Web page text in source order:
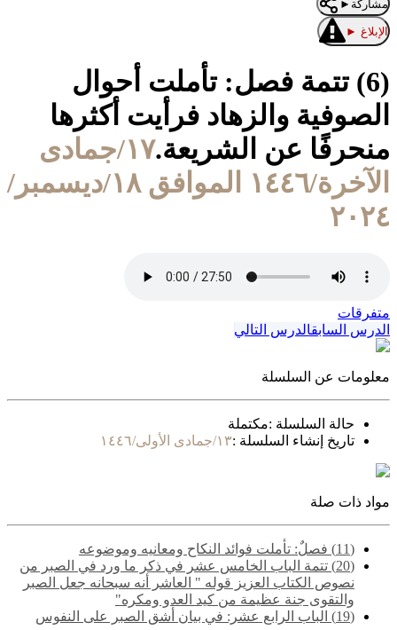
مشاركة ►
الإبلاغ ►
(6) تتمة فصل: تأملت أحوال
الصوفية والزهاد فرأيت أكثرها
منحرفًا عن الشريعة.
١٧/جمادى
الآخرة/١٤٤٦ الموافق ١٨/ديسمبر/
٢٠٢٤
متفرقات
الدرس السابقالدرس التالي
معلومات عن السلسلة
حالة السلسلة :مكتملة
تاريخ إنشاء السلسلة :١٣/جمادى الأولى/١٤٤٦
مواد ذات صلة
(11) فصلٌ: تأملت فوائد النكاح ومعانيه وموضوعه
(20) ‌‌تتمة الباب الخامس عشر في ذكر ما ورد في الصبر من
نصوص الكتاب العزيز قوله " العاشر أنه سبحانه جعل الصبر
والتقوى جنة عظيمة من كيد العدو ومكره"
(19) ‌‌الباب الرابع عشر: في بيان أشق الصبر على النفوس